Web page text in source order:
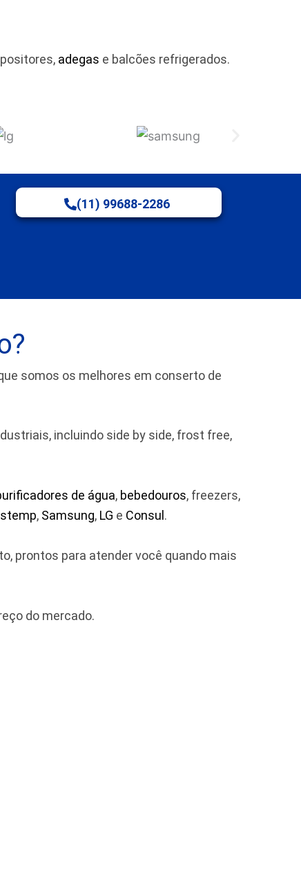
adegas e balcões refrigerados.
(11) 99688-2286
somos os melhores em conserto de
incluindo side by side, frost free,
de água, bebedouros, freezers,
, Samsung, LG e Consul .
prontos para atender você quando mais
do mercado.